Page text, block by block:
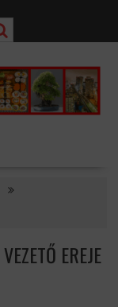
EREJE